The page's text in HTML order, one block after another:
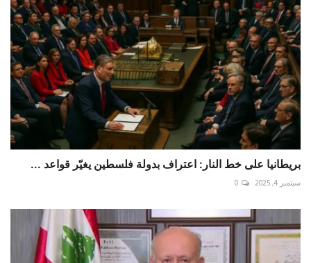
بريطانيا على خط النار: اعتراف بدولة فلسطين يغيّر قواعد ...
سبتمبر 4, 2025 0